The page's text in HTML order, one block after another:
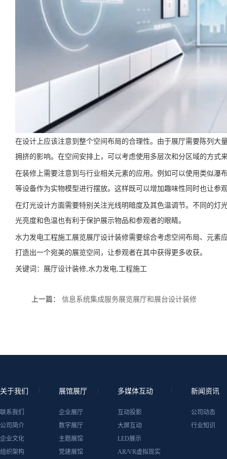
在设计上应该注意到整个空间布局的合理性。由于展厅需要陈列
拥挤的影响。在空间安排上，可以考虑使用多层次和分区域的方式
在装修上需要注意到与行业相关元素的应用。例如可以使用类似
等设备作为实物模型进行摆放。这样既可以增加趣味性同时也让参
在灯光设计方面需要特别关注光线明暗度及其色温调节。不同的
光亮度和色温也有利于保护展示物品和参观者的眼睛。
水力发电工程施工展览展厅设计装修需要综合考虑空间布局、元
打造出一个宛美的展览空间，让参观者在其中获得更多收获。
关键词： 展厅设计装修,水力发电,工程施工
上一篇： 信息系统集成服务展览展厅和展台设计装修
关于我们
联系我们
公司简介
企业文化
组织架构
展馆展厅
企业展厅
数字展厅
主题展馆
党建展馆
多媒体互动
互动投影
大屏互动
LED展示
AR/VR虚拟现实
新闻资讯
公司动态
行业知识